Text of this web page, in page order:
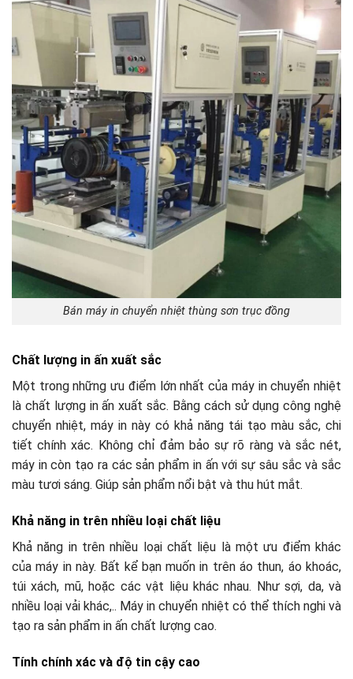
Bán máy in chuyển nhiệt thùng sơn trục đồng
Chất lượng in ấn xuất sắc
Một trong những ưu điểm lớn nhất của máy in chuyển nhiệt
là chất lượng in ấn xuất sắc. Bằng cách sử dụng công nghệ
chuyển nhiệt, máy in này có khả năng tái tạo màu sắc, chi
tiết chính xác. Không chỉ đảm bảo sự rõ ràng và sắc nét,
máy in còn tạo ra các sản phẩm in ấn với sự sâu sắc và sắc
màu tươi sáng. Giúp sản phẩm nổi bật và thu hút mắt.
Khả năng in trên nhiều loại chất liệu
Khả năng in trên nhiều loại chất liệu là một ưu điểm khác
của máy in này. Bất kể bạn muốn in trên áo thun, áo khoác,
túi xách, mũ, hoặc các vật liệu khác nhau. Như sợi, da, và
nhiều loại vải khác,.. Máy in chuyển nhiệt có thể thích nghi và
tạo ra sản phẩm in ấn chất lượng cao.
Tính chính xác và độ tin cậy cao